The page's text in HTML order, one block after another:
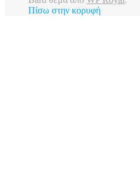
Πίσω στην κορυφή